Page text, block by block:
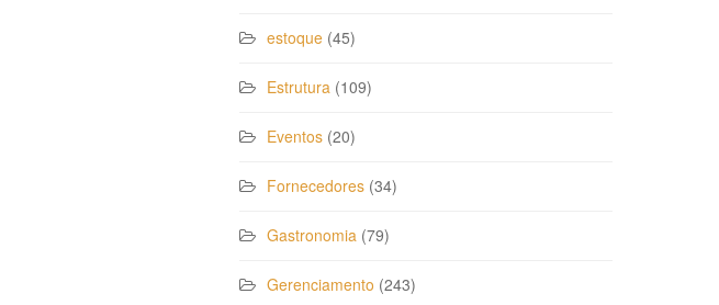
estoque (45)
Estrutura (109)
Eventos (20)
Fornecedores (34)
Gastronomia (79)
Gerenciamento (243)